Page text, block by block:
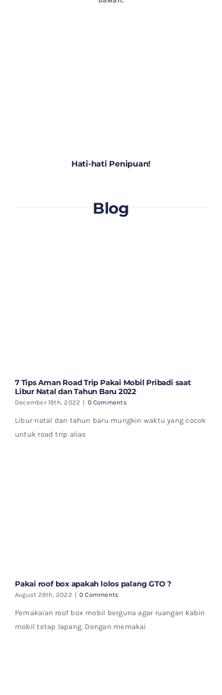
Hati-hati Penipuan!
Blog
7 Tips Aman Road Trip Pakai Mobil Pribadi saat
Libur Natal dan Tahun Baru 2022
December 19th, 2022 | 0 Comments
Libur natal dan tahun baru mungkin waktu yang cocok
untuk road trip alias
Pakai roof box apakah lolos palang GTO ?
August 29th, 2022 | 0 Comments
Pemakaian roof box mobil berguna agar ruangan kabin
mobil tetap lapang. Dengan memakai